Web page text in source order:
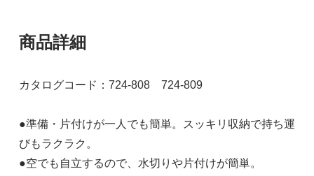
商品詳細
カタログコード：724-808 724-809
●準備・片付けが一人でも簡単。スッキリ収納で持ち運
びもラクラク。
●空でも自立するので、水切りや片付けが簡単。